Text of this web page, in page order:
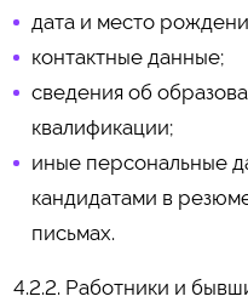
дата и место
контактные данные;
сведения об
квалификации;
иные персональные
кандидатами в
письмах.
4.2.2. Работники и